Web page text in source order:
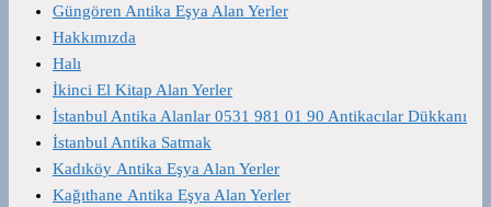
Güngören Antika Eşya Alan Yerler
Hakkımızda
Halı
İkinci El Kitap Alan Yerler
İstanbul Antika Alanlar 0531 981 01 90 Antikacılar Dükkanı
İstanbul Antika Satmak
Kadıköy Antika Eşya Alan Yerler
Kağıthane Antika Eşya Alan Yerler